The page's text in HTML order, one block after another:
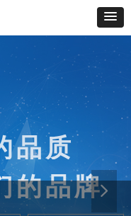
品质
的品牌
套服务”的
质服务
넲